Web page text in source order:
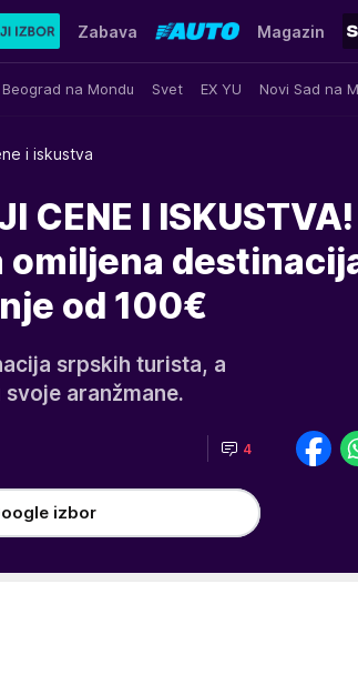
Beograd na Mondu Svet EX YU Novi Sad na
Zabava Magazin
i iskustva
CENE I ISKUSTVA!
omiljena
od 100€
srpskih turista, a
aranžmane.
4
izbor